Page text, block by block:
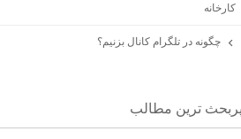
کارخانه
چگونه در تلگرام کانال بزنیم؟
ترين مطالب